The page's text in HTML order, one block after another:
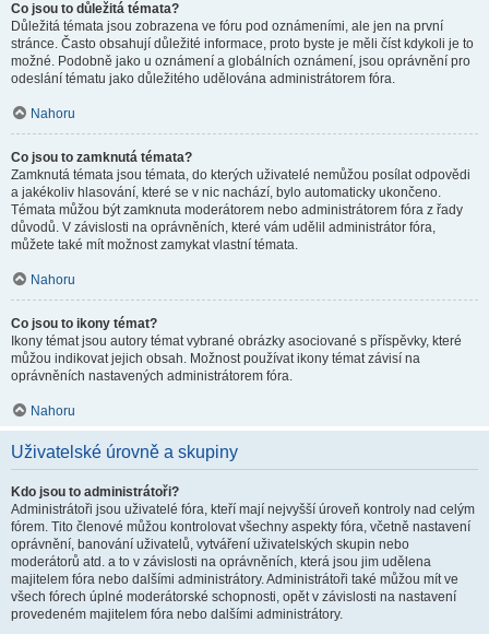
Co jsou to důležitá témata?
Důležitá témata jsou zobrazena ve fóru pod oznámeními, ale jen na první
stránce. Často obsahují důležité informace, proto byste je měli číst kdykoli je to
možné. Podobně jako u oznámení a globálních oznámení, jsou oprávnění pro
odeslání tématu jako důležitého udělována administrátorem fóra.
Nahoru
Co jsou to zamknutá témata?
Zamknutá témata jsou témata, do kterých uživatelé nemůžou posílat odpovědi
a jakékoliv hlasování, které se v nic nachází, bylo automaticky ukončeno.
Témata můžou být zamknuta moderátorem nebo administrátorem fóra z řady
důvodů. V závislosti na oprávněních, které vám udělil administrátor fóra,
můžete také mít možnost zamykat vlastní témata.
Nahoru
Co jsou to ikony témat?
Ikony témat jsou autory témat vybrané obrázky asociované s příspěvky, které
můžou indikovat jejich obsah. Možnost používat ikony témat závisí na
oprávněních nastavených administrátorem fóra.
Nahoru
Uživatelské úrovně a skupiny
Kdo jsou to administrátoři?
Administrátoři jsou uživatelé fóra, kteří mají nejvyšší úroveň kontroly nad celým
fórem. Tito členové můžou kontrolovat všechny aspekty fóra, včetně nastavení
oprávnění, banování uživatelů, vytváření uživatelských skupin nebo
moderátorů atd. a to v závislosti na oprávněních, která jsou jim udělena
majitelem fóra nebo dalšími administrátory. Administrátoři také můžou mít ve
všech fórech úplné moderátorské schopnosti, opět v závislosti na nastavení
provedeném majitelem fóra nebo dalšími administrátory.